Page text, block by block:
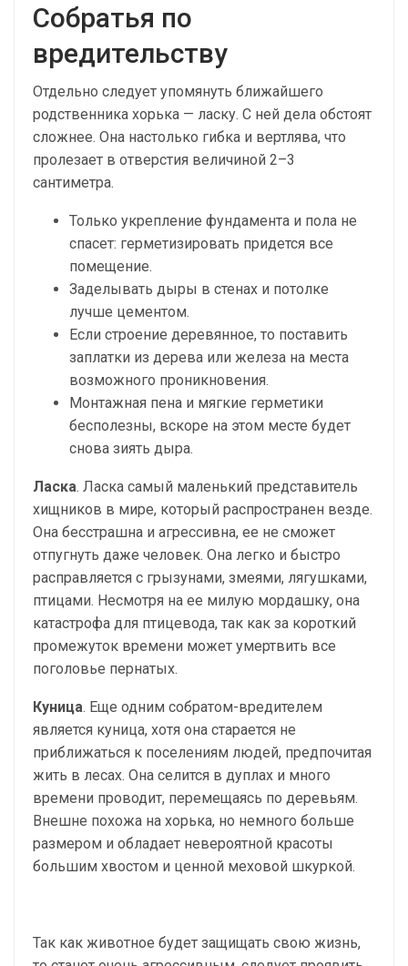
Собратья по
вредительству
Отдельно следует упомянуть ближайшего
родственника хорька — ласку. С ней дела обстоят
сложнее. Она настолько гибка и вертлява, что
пролезает в отверстия величиной 2–3
сантиметра.
Только укрепление фундамента и пола не
спасет: герметизировать придется все
помещение.
Заделывать дыры в стенах и потолке
лучше цементом.
Если строение деревянное, то поставить
заплатки из дерева или железа на места
возможного проникновения.
Монтажная пена и мягкие герметики
бесполезны, вскоре на этом месте будет
снова зиять дыра.
Ласка. Ласка самый маленький представитель
хищников в мире, который распространен везде.
Она бесстрашна и агрессивна, ее не сможет
отпугнуть даже человек. Она легко и быстро
расправляется с грызунами, змеями, лягушками,
птицами. Несмотря на ее милую мордашку, она
катастрофа для птицевода, так как за короткий
промежуток времени может умертвить все
поголовье пернатых.
Куница. Еще одним собратом-вредителем
является куница, хотя она старается не
приближаться к поселениям людей, предпочитая
жить в лесах. Она селится в дуплах и много
времени проводит, перемещаясь по деревьям.
Внешне похожа на хорька, но немного больше
размером и обладает невероятной красоты
большим хвостом и ценной меховой шкуркой.
Так как животное будет защищать свою жизнь,